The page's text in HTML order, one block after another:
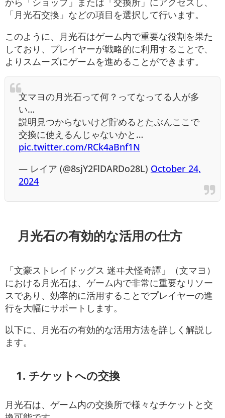
「月光石交換」などの項目を選択して行います。
このように、月光石はゲーム内で重要な役割を果た
しており、プレイヤーが戦略的に利用することで、
よりスムーズにゲームを進めることができます。
文マヨの月光石って何？ってなってる人が多
い…
説明見つからないけど貯めるとたぶんここで
交換に使えるんじゃないかと…
pic.twitter.com/RCk4aBnf1N
— レイア (@8sjY2FlDARDo28L) October 24,
2024
月光石の有効的な活用の仕方
「文豪ストレイドッグス 迷ヰ犬怪奇譚」（文マヨ）
における月光石は、ゲーム内で非常に重要なリソー
スであり、効率的に活用することでプレイヤーの進
行を大幅にサポートします。
以下に、月光石の有効的な活用方法を詳しく解説し
ます。
1. チケットへの交換
月光石は、ゲーム内の交換所で様々なチケットと交